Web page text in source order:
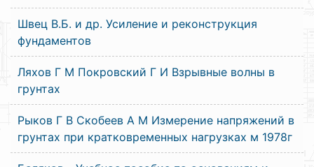
Швец В.Б. и др. Усиление и реконструкция
фундаментов
Ляхов Г М Покровский Г И Взрывные волны в
грунтах
Рыков Г В Скобеев А М Измерение напряжений в
грунтах при кратковременных нагрузках м 1978г